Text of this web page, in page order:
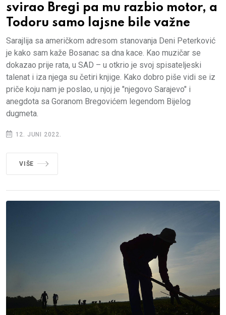
svirao Bregi pa mu razbio motor, a
Todoru samo lajsne bile važne
Sarajlija sa američkom adresom stanovanja Deni Peterković
je kako sam kaže Bosanac sa dna kace. Kao muzičar se
dokazao prije rata, u SAD – u otkrio je svoj spisateljeski
talenat i iza njega su četiri knjige. Kako dobro piše vidi se iz
priče koju nam je poslao, u njoj je "njegovo Sarajevo" i
anegdota sa Goranom Bregovićem legendom Bijelog
dugmeta.
12. JUNI 2022.
VIŠE